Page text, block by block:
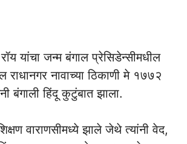
यांचा जन्म बंगाल प्रेसिडेन्सीमधील
राधानगर नावाच्या ठिकाणी मे १७७२
बंगाली हिंदू कुटुंबात झाला.
वाराणसीमध्ये झाले जेथे त्यांनी वेद,